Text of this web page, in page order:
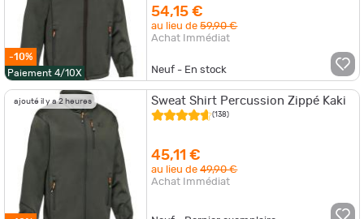
-10%
Paiement 4/10X
54,15 €
au lieu de59,90 €
Achat Immédiat
Neuf - En stock
ajouté il y a 2 heures Sweat Shirt Percussion Zippé Kaki
(138)
45,11 €
au lieu de49,90 €
Achat Immédiat